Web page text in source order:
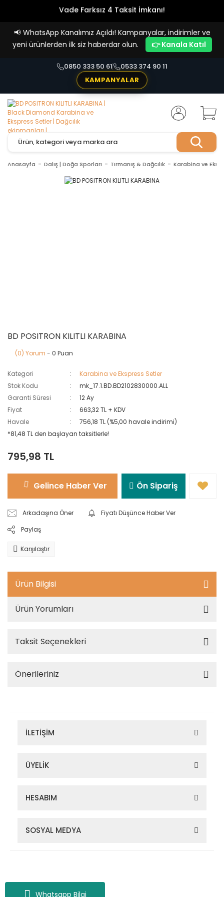
Whatsapp Bilgi
Vade Farksız 4 Taksit İmkanı!
📢 WhatsApp Kanalımız Açıldı! Kampanyalar, indirimler ve
yeni ürünlerden ilk siz haberdar olun.
👉 Kanala Katıl
0850 333 50 61
0533 374 90 11
KAMPANYALAR
Anasayfa Dalış | Doğa Sporları Tırmanış & Dağcılık Karabina ve
BD POSITRON KILITLI KARABINA
(0) Yorum - 0 Puan
Kategori
Karabina ve Ekspress Setler
Stok Kodu
mk_17.1.BD.BD2102830000.ALL
Garanti Süresi
12 Ay
Fiyat
663,32 TL + KDV
Havale
756,18 TL (%5,00 havale indirimi)
*81,48 TL den başlayan taksitlerle!
795,98 TL
Gelince Haber Ver Ön Sipariş
Arkadaşına Öner
Fiyatı Düşünce Haber Ver
Paylaş
Karşılaştır
Ürün Bilgisi
Ürün Yorumları
Taksit Seçenekleri
Önerileriniz
İLETİŞİM
ÜYELİK
HESABIM
SOSYAL MEDYA